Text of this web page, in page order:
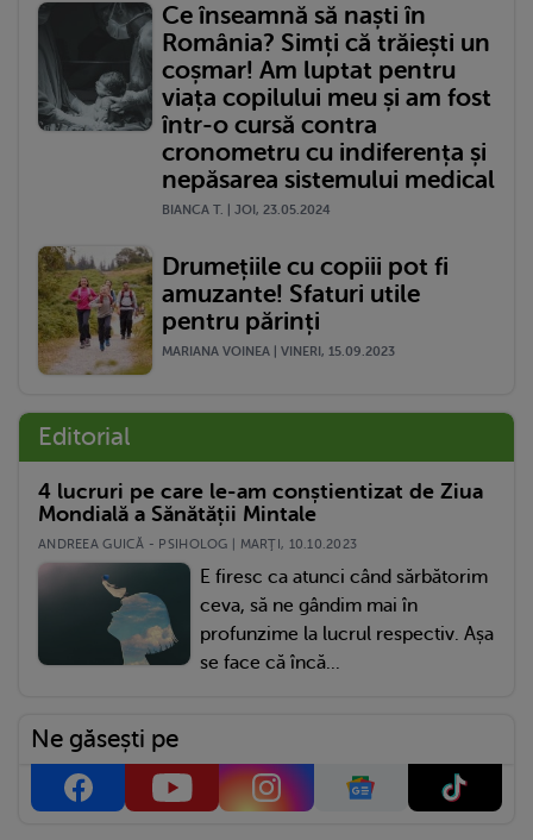
Ce înseamnă să naști în
România? Simți că trăiești un
coșmar! Am luptat pentru
viața copilului meu și am fost
într-o cursă contra
cronometru cu indiferența și
nepăsarea sistemului medical
BIANCA T. | JOI, 23.05.2024
Drumețiile cu copiii pot fi
amuzante! Sfaturi utile
pentru părinți
MARIANA VOINEA | VINERI, 15.09.2023
Editorial
4 lucruri pe care le-am conștientizat de Ziua
Mondială a Sănătății Mintale
ANDREEA GUICĂ - PSIHOLOG | MARŢI, 10.10.2023
E firesc ca atunci când sărbătorim
ceva, să ne gândim mai în
profunzime la lucrul respectiv. Așa
se face că încă...
Ne găsești pe